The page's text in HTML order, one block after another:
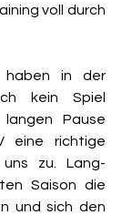
voll durch
haben in der
kein Spiel
Pause
eine richtige
zu. Lang-
Saison die
und sich den